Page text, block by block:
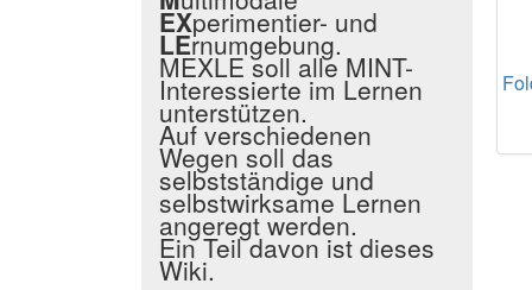
EXperimentier- und
LErnumgebung.
MEXLE soll alle MINT-
Interessierte im Lernen
unterstützen.
Auf verschiedenen
Wegen soll das
selbstständige und
selbstwirksame Lernen
angeregt werden.
Ein Teil davon ist dieses
Wiki.